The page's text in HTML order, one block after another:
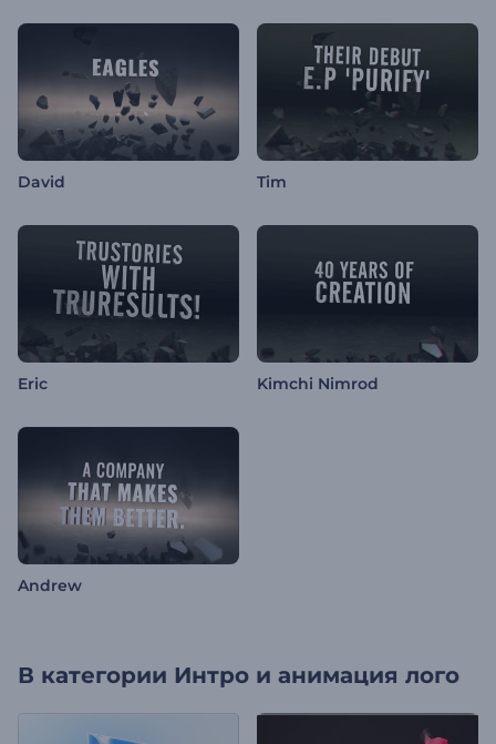
David Tim
Eric Kimchi Nimrod
Andrew
В категории Интро и анимация лого